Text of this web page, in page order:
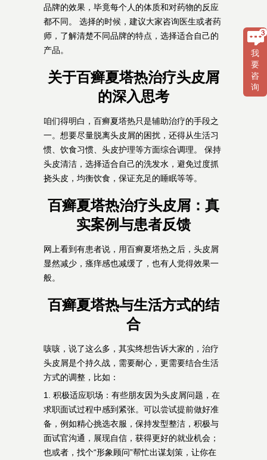
品牌的效果，毕竟每个人的体质和对药物的反应
都不同。 选择的时候，建议大家咨询医生或者药
师，了解清楚不同品牌的特点，选择适合自己的
产品。
关于百癣夏塔热治疗头皮屑
的深入思考
咱们得明白，百癣夏塔热只是辅助治疗的手段之
一。想要尽量脱离头皮屑的困扰，还得从生活习
惯、饮食习惯、头皮护理等方面综合调理。 保持
头皮清洁，选择适合自己的洗发水，避免过度抓
挠头皮，均衡饮食，保证充足的睡眠等等。
百癣夏塔热治疗头皮屑：真
实案例与患者反馈
网上看到有患者说，用百癣夏塔热之后，头皮屑
显然减少，瘙痒感也减缓了，也有人觉得效果一
般。
百癣夏塔热与生活方式的结
合
咳咳，说了这么多，其实终想告诉大家的，治疗
头皮屑是个持久战，需要耐心，更需要结合生活
方式的调整，比如：
1. 积极适应职场：有些朋友因为头皮屑问题，在
求职面试过程中感到紧张。可以尝试提前做好准
备，例如精心挑选衣服，保持发型整洁，积极与
面试官沟通，展现自信，获得更好的就业机会；
也或者，找个“形象顾问”帮忙出谋划策，让你在
我
要
咨
询